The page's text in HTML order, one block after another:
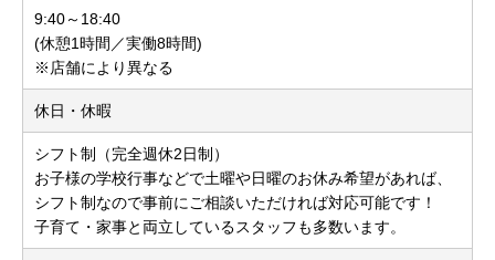
9:40～18:40
(休憩1時間／実働8時間)
※店舗により異なる
休日・休暇
シフト制（完全週休2日制）
お子様の学校行事などで土曜や日曜のお休み希望があれば、
シフト制なので事前にご相談いただければ対応可能です！
子育て・家事と両立しているスタッフも多数います。